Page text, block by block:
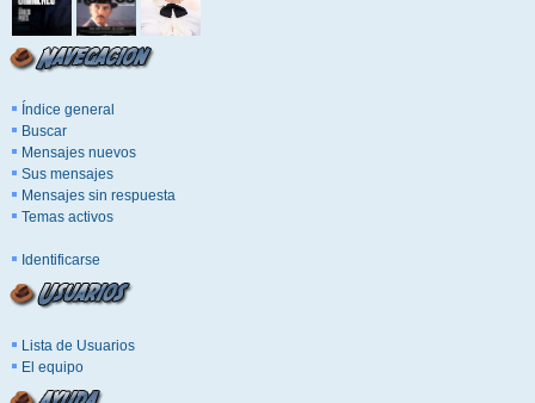
Índice general
Buscar
Mensajes nuevos
Sus mensajes
Mensajes sin respuesta
Temas activos
Identificarse
Lista de Usuarios
El equipo